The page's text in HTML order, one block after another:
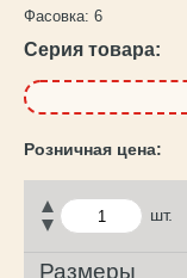
Фасовка: 6
Серия товара:
шт.
Размеры